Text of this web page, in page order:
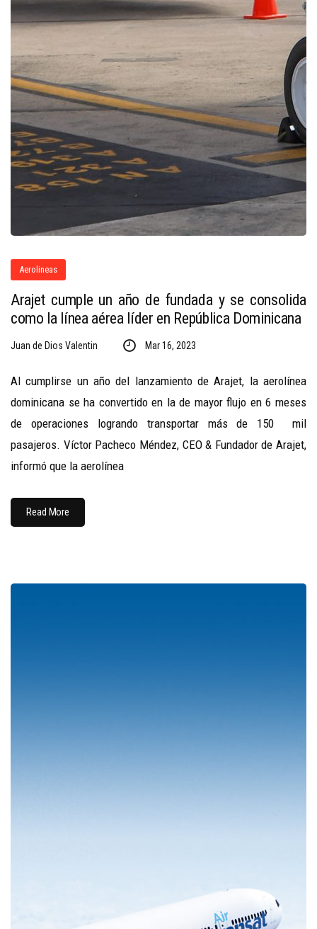
Aerolineas
Arajet cumple un año de fundada y se consolida
como la línea aérea líder en República Dominicana
Juan de Dios Valentin Mar 16, 2023
Al cumplirse un año del lanzamiento de Arajet, la aerolínea
dominicana se ha convertido en la de mayor flujo en 6 meses
de operaciones logrando transportar más de 150 mil
pasajeros. Víctor Pacheco Méndez, CEO & Fundador de Arajet,
informó que la aerolínea
Read More